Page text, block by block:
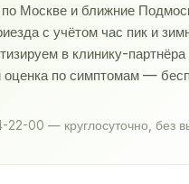
по Москве и ближние
с учётом час пик и
в клинику-
оценка по симптомам —
22-00 — круглосуточно, без